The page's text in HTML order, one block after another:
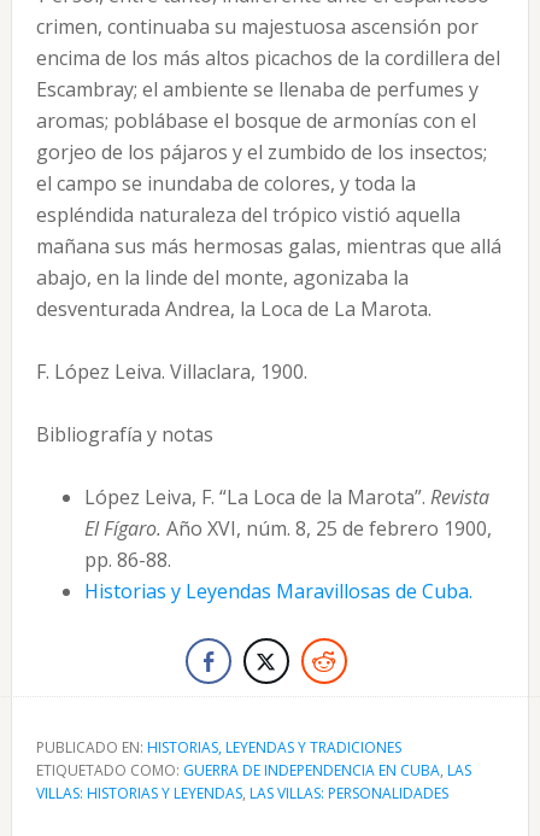
crimen, continuaba su majestuosa ascensión por
encima de los más altos picachos de la cordillera del
Escambray; el ambiente se llenaba de perfumes y
aromas; poblábase el bosque de armonías con el
gorjeo de los pájaros y el zumbido de los insectos;
el campo se inundaba de colores, y toda la
espléndida naturaleza del trópico vistió aquella
mañana sus más hermosas galas, mientras que allá
abajo, en la linde del monte, agonizaba la
desventurada Andrea, la Loca de La Marota.
F. López Leiva. Villaclara, 1900.
Bibliografía y notas
López Leiva, F. “La Loca de la Marota”. Revista
El Fígaro. Año XVI, núm. 8, 25 de febrero 1900,
pp. 86-88.
Historias y Leyendas Maravillosas de Cuba.
PUBLICADO EN: HISTORIAS, LEYENDAS Y TRADICIONES
ETIQUETADO COMO: GUERRA DE INDEPENDENCIA EN CUBA, LAS
VILLAS: HISTORIAS Y LEYENDAS, LAS VILLAS: PERSONALIDADES